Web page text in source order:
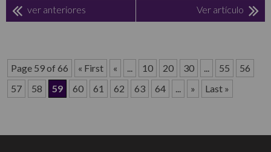
ver anteriores Ver artículo
Page 59 of 66 « First « 10 20 30 55
56
57
58 59 60 61 62 63 64 » Last »